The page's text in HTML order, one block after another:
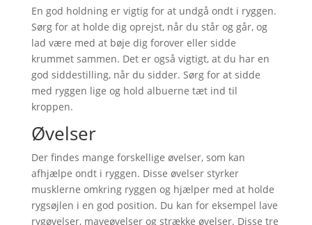
En god holdning er vigtig for at undgå ondt i ryggen.
Sørg for at holde dig oprejst, når du står og går, og
lad være med at bøje dig forover eller sidde
krummet sammen. Det er også vigtigt, at du har en
god siddestilling, når du sidder. Sørg for at sidde
med ryggen lige og hold albuerne tæt ind til
kroppen.
Øvelser
Der findes mange forskellige øvelser, som kan
afhjælpe ondt i ryggen. Disse øvelser styrker
musklerne omkring ryggen og hjælper med at holde
rygsøjlen i en god position. Du kan for eksempel lave
rygøvelser, maveøvelser og strække øvelser. Disse tre